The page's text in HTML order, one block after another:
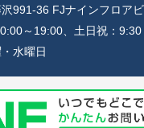
991-36 FJナインフロア
～19:00、土日祝：
水曜日